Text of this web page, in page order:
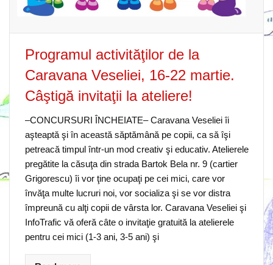
Programul activităţilor de la
Caravana Veseliei, 16-22 martie.
Câştigă invitaţii la ateliere!
–CONCURSURI ÎNCHEIATE– Caravana Veseliei îi
aşteaptă şi în această săptămână pe copii, ca să îşi
petreacă timpul într-un mod creativ şi educativ. Atelierele
pregătite la căsuţa din strada Bartok Bela nr. 9 (cartier
Grigorescu) îi vor ţine ocupaţi pe cei mici, care vor
învăţa multe lucruri noi, vor socializa şi se vor distra
împreună cu alţi copii de vârsta lor. Caravana Veseliei şi
InfoTrafic vă oferă câte o invitaţie gratuită la atelierele
pentru cei mici (1-3 ani, 3-5 ani) şi